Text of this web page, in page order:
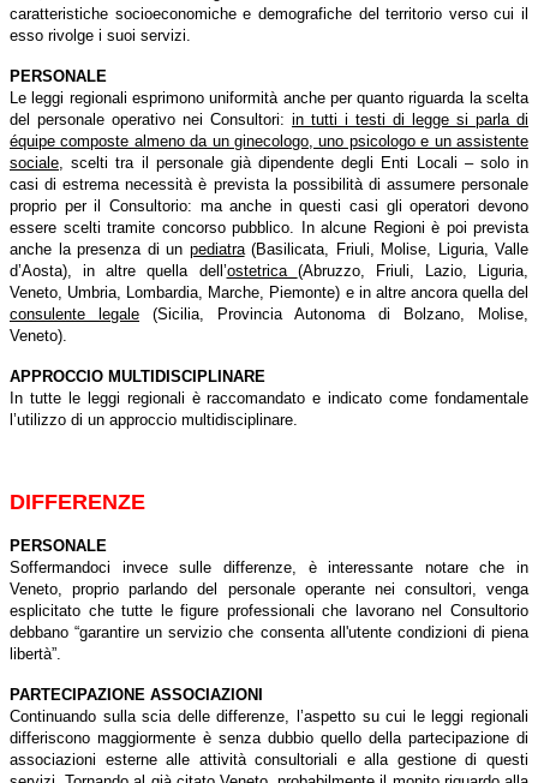
caratteristiche socioeconomiche e demografiche del territorio verso cui il
esso rivolge i suoi servizi.
PERSONALE
Le leggi regionali esprimono uniformità anche per quanto riguarda la scelta
del personale operativo nei Consultori: in tutti i testi di legge si parla di
équipe composte almeno da un ginecologo, uno psicologo e un assistente
sociale, scelti tra il personale già dipendente degli Enti Locali – solo in
casi di estrema necessità è prevista la possibilità di assumere personale
proprio per il Consultorio: ma anche in questi casi gli operatori devono
essere scelti tramite concorso pubblico. In alcune Regioni è poi prevista
anche la presenza di un pediatra(Basilicata, Friuli, Molise, Liguria, Valle
d’Aosta), in altre quella dell’ostetrica (Abruzzo, Friuli, Lazio, Liguria,
Veneto, Umbria, Lombardia, Marche, Piemonte) e in altre ancora quella del
consulente legale (Sicilia, Provincia Autonoma di Bolzano, Molise,
Veneto).
APPROCCIO MULTIDISCIPLINARE
In tutte le leggi regionali è raccomandato e indicato come fondamentale
l’utilizzo di un approccio multidisciplinare.
DIFFERENZE
PERSONALE
Soffermandoci invece sulle differenze, è interessante notare che in
Veneto, proprio parlando del personale operante nei consultori, venga
esplicitato che tutte le figure professionali che lavorano nel Consultorio
debbano “garantire un servizio che consenta all'utente condizioni di piena
libertà”.
PARTECIPAZIONE ASSOCIAZIONI
Continuando sulla scia delle differenze, l’aspetto su cui le leggi regionali
differiscono maggiormente è senza dubbio quello della partecipazione di
associazioni esterne alle attività consultoriali e alla gestione di questi